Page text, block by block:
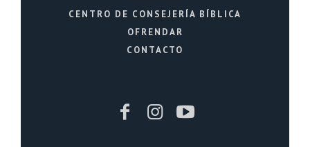
CENTRO DE CONSEJERÍA BÍBLICA
OFRENDAR
CONTACTO